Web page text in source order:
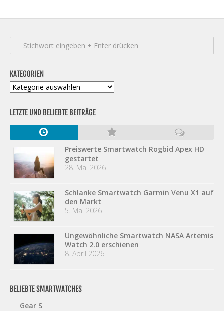
KATEGORIEN
Kategorien
LETZTE UND BELIEBTE BEITRÄGE
Preiswerte Smartwatch Rogbid Apex HD
gestartet
28. Mai 2026
Schlanke Smartwatch Garmin Venu X1 auf
den Markt
5. Mai 2026
Ungewöhnliche Smartwatch NASA Artemis
Watch 2.0 erschienen
8. April 2026
BELIEBTE SMARTWATCHES
Gear S